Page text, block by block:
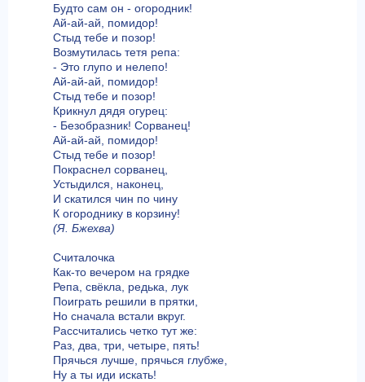
Будто сам он - огородник!
Ай-ай-ай, помидор!
Стыд тебе и позор!
Возмутилась тетя репа:
- Это глупо и нелепо!
Ай-ай-ай, помидор!
Стыд тебе и позор!
Крикнул дядя огурец:
- Безобразник! Сорванец!
Ай-ай-ай, помидор!
Стыд тебе и позор!
Покраснел сорванец,
Устыдился, наконец,
И скатился чин по чину
К огороднику в корзину!
(Я. Бжехва)
Считалочка
Как-то вечером на грядке
Репа, свёкла, редька, лук
Поиграть решили в прятки,
Но сначала встали вкруг.
Рассчитались четко тут же:
Раз, два, три, четыре, пять!
Прячься лучше, прячься глубже,
Ну а ты иди искать!